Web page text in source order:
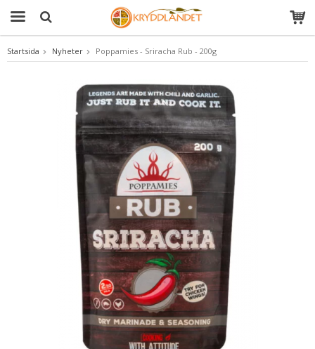
Produkten har blivit tillagd i varukorgen
Startsida Nyheter Poppamies - Sriracha Rub - 200g